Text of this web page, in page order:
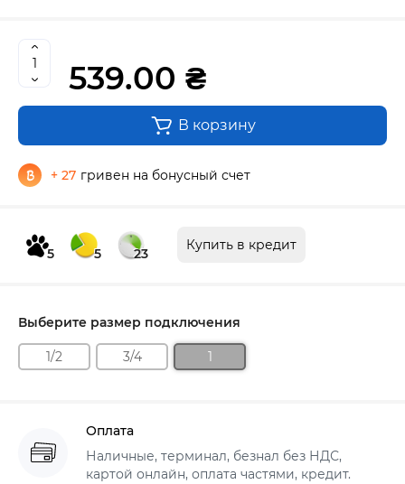
539.00 ₴
В корзину
+ 27 гривен на бонусный счет
5 5 23
Купить в кредит
Выберите размер подключения
1/2 3/4 1
Оплата
Наличные, терминал, безнал без НДС,
картой онлайн, оплата частями, кредит.